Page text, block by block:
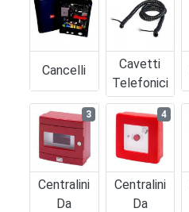
Cancelli
Cavetti
Telefonici
Centralini
Da
3
Centralini
Da
4